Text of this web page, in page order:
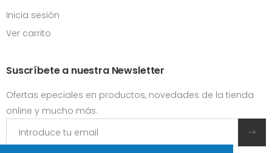
Inicia sesión
Ver carrito
Suscríbete a nuestra Newsletter
Ofertas epeciales en productos, novedades de la tienda
online y mucho más.